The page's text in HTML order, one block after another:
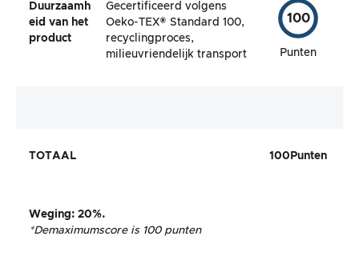
Duurzaamh
eid van het
product
Gecertificeerd volgens
Oeko-TEX® Standard 100,
recyclingproces,
milieuvriendelijk transport
100
Punten
TOTAAL 100 Punten
Weging: 20%.
*Demaximumscore is 100 punten